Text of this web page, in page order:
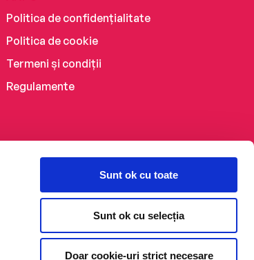
Sunt ok cu toate
Sunt ok cu selecția
Doar cookie-uri strict necesare
Politica de confidențialitate
Politica de cookie
Termeni și condiții
Regulamente